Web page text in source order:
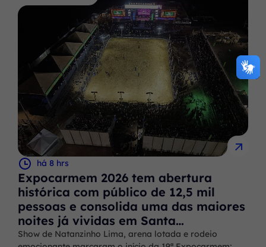
há 8 hrs
Expocarmem 2026 tem abertura
histórica com público de 12,5 mil
pessoas e consolida uma das maiores
noites já vividas em Santa…
Show de Natanzinho Lima, arena lotada e rodeio